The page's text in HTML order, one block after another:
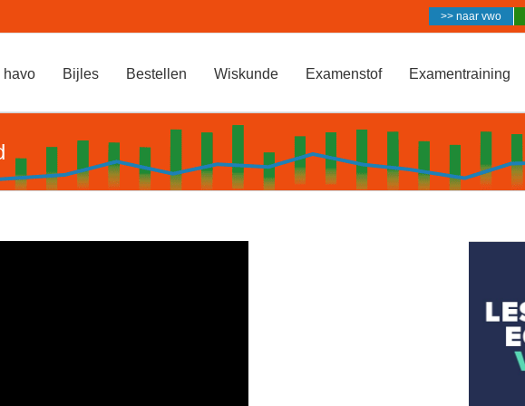
>> naar vwo
havo Bijles Bestellen Wiskunde Examenstof Examentraining